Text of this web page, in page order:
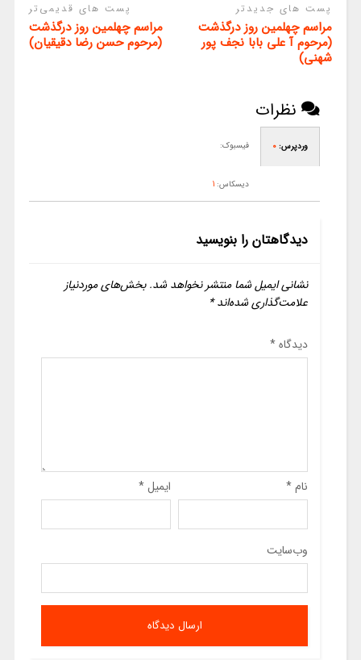
پست های جدیدتر
مراسم چهلمین روز درگذشت
(مرحوم آ علی بابا نجف پور
شهنی)
پست های قدیمی‌تر
مراسم چهلمین روز درگذشت
(مرحوم حسن رضا دقیقیان)
نظرات
وردپرس: 0 فیسبوک:
دیسکاس:
دیدگاهتان را بنویسید
نشانی ایمیل شما منتشر نخواهد شد. بخش‌های موردنیاز
علامت‌گذاری شده‌اند*
دیدگاه*
نام* ایمیل*
وب‌سایت